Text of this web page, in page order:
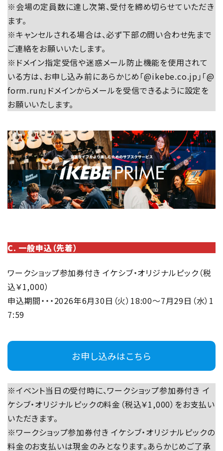
※会場の定員数に達し次第、受付を締め切らせていただき
ます。
※キャンセルされる場合は、必ず下部の問い合わせ先まで
ご連絡をお願いいたします。
※ドメイン指定受信や迷惑メール防止機能を使用されて
いる方は、お申し込み前にあらかじめ「@ikebe.co.jp」「@
form.run」ドメインからメールを受信できるように設定を
お願いいたします。
C. 一般申込（先着）
ワークショップ参加券付き イケシブ・オリジナルピック（税
込￥1,000）
申込期間・・・2026年6月30日（火）18:00～7月29日（水）1
7:59
お申し込みはこちら
※イベント当日の受付時に、ワークショップ参加券付き イ
ケシブ・オリジナルピックの料金（税込￥1,000）をお支払い
いただきます。
※ワークショップ参加券付き イケシブ・オリジナルピックの
料金のお支払いは現金のみとなります。あらかじめご了承